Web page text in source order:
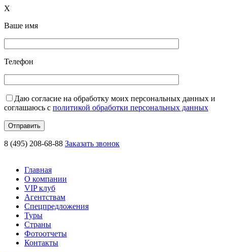
X
Ваше имя
Телефон
Даю согласие на обработку моих персональных данных и
соглашаюсь с политикой обработки персональных данных
8 (495) 208-68-88 Заказать звонок
Главная
О компании
VIP клуб
Агентствам
Спецпредложения
Туры
Страны
Фотоотчеты
Контакты